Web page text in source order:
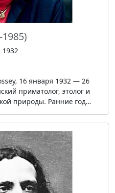
1932
16 января 1932 — 26
приматолог, этолог и
природы. Ранние год…